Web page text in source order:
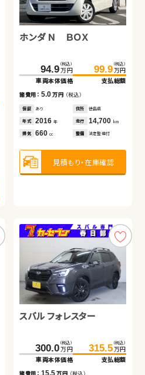
ホンダ Ｎ ＢＯＸ
94.9 （税込）
万円
車両本体価格
99.9 （税込）
万円
支払総額
諸費用： 5.0万円 （税込）
保証 あり 住所 徳島県
年式 2016年 走行 14,700 km
排気 660cc 整備 法定整備付
見積もり・在庫確認
スバル フォレスター
300.0 （税込）
万円
車両本体価格
315.5 （税込）
万円
支払総額
15.5
日産 エクストレイル
286.3 （税込）
万円
諸費用：13.6万円（税込）
あり
年式 2022年 走行
排気 1,500 整備 法定整備付
見積もり・在庫確認
スズキ スイフト
150.1（税込）
万円
諸費用：6.9 万円（税込）
なし
年式 2020年 走行
トヨタ プリウス
47.3 （税込）
万円
車両本体価格
59.7 （税込）
万円
支払総額
諸費用： 12.4万円（税込）
保証 あり 住所 京都府
年式 2010年 走行 71,600 km
排気 1,800 整備 法定整備付
見積もり・在庫確認
ダイハツ タント
120.1（税込）
万円
諸費用：6.7 万円（税込）
あり
年式 2016年 走行